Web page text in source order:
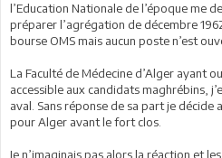
l’Education Nationale de l’époque me
préparer l’agrégation de décembre
bourse OMS mais aucun poste n’est
La Faculté de Médecine d’Alger ayant
accessible aux candidats maghrébins,
aval. Sans réponse de sa part je
pour Alger avant le fort clos.
Je n’imaginais pas alors la réaction et